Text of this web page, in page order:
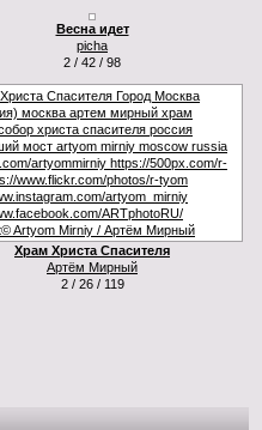
Весна идет
picha
2 / 42 / 98
Храм Христа Спасителя
Артём Мирный
2 / 26 / 119